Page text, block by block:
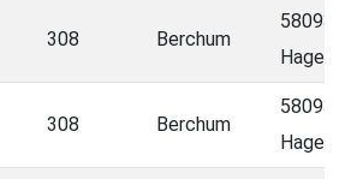
308 Berchum
58093
Hagen
308 Berchum
58093
Hagen